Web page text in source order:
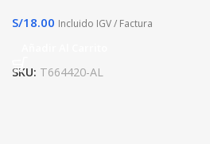
S/18.00 Incluido IGV / Factura
SKU: T664420-AL